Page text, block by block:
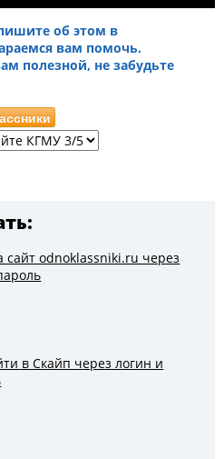
об этом в
вам помочь.
полезной, не забудьте
сайт odnoklassniki.ru через
в Скайп через логин и